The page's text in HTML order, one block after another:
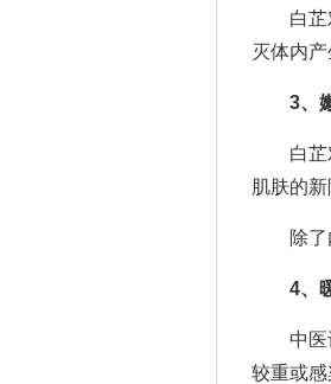
白芷对
灭体内
3、嫩
白芷对
肌肤的
除了内
4、暖
中医认
较重或感